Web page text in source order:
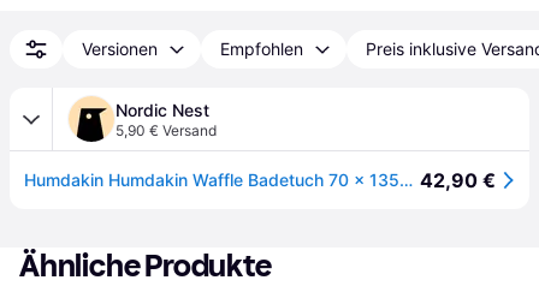
Versionen Empfohlen Preis inklusive
Nordic Nest
5,90 € Versand
Humdakin Humdakin Waffle Badetuch 70 x 135cm Latte 42,90 €
Ähnliche Produkte